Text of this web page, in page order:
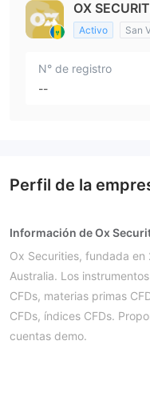
OX
Activo San
N° de registro
--
Perfil de la
Información de Ox
Ox Securities, fundada en
Australia. Los
CFDs, materias primas
CFDs, índices CFDs.
cuentas demo.